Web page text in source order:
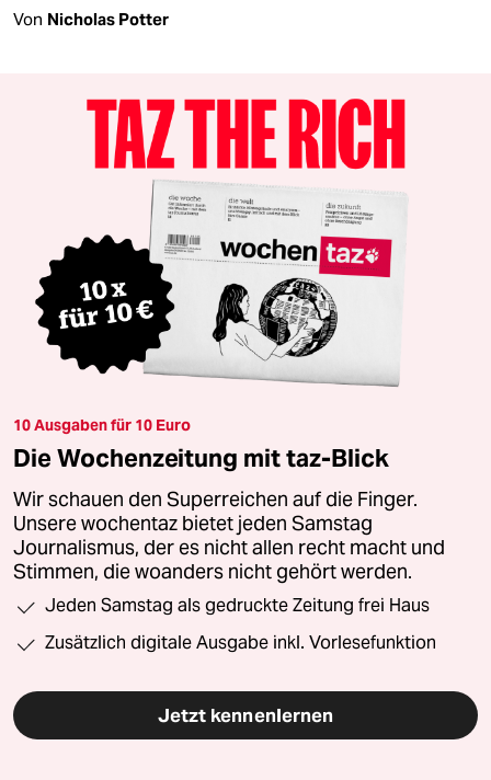
Von Nicholas Potter
10 Ausgaben für 10 Euro
Die Wochenzeitung mit taz-Blick
Wir schauen den Superreichen auf die Finger.
Unsere wochentaz bietet jeden Samstag
Journalismus, der es nicht allen recht macht und
Stimmen, die woanders nicht gehört werden.
Jeden Samstag als gedruckte Zeitung frei Haus
Zusätzlich digitale Ausgabe inkl. Vorlesefunktion
Jetzt kennenlernen